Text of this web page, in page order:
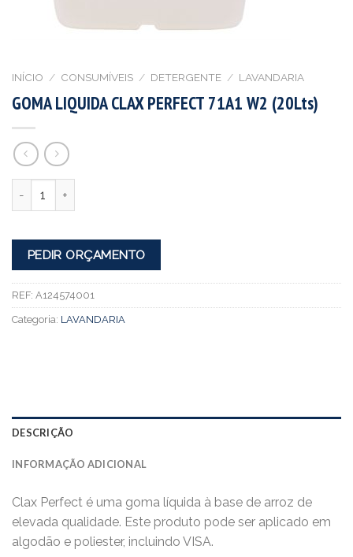
INÍCIO / CONSUMÍVEIS / DETERGENTE / LAVANDARIA
GOMA LIQUIDA CLAX PERFECT 71A1 W2 (20Lts)
PEDIR ORÇAMENTO
REF: A124574001
Categoria: LAVANDARIA
DESCRIÇÃO
INFORMAÇÃO ADICIONAL
Clax Perfect é uma goma líquida à base de arroz de
elevada qualidade. Este produto pode ser aplicado em
algodão e poliester, incluindo VISA.